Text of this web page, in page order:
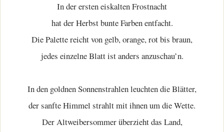
In der ersten eiskalten Frostnacht
hat der Herbst bunte Farben entfacht.
Die Palette reicht von gelb, orange, rot bis braun,
jedes einzelne Blatt ist anders anzuschau’n.
In den goldnen Sonnenstrahlen leuchten die Blätter,
der sanfte Himmel strahlt mit ihnen um die Wette.
Der Altweibersommer überzieht das Land,